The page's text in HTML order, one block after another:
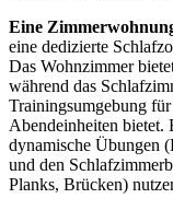
Eine
eine dedizierte
Das Wohnzimmer
während das
Trainingsumgebung
Abendeinheiten bietet.
dynamische Übungen
und den
Planks, Brücken)